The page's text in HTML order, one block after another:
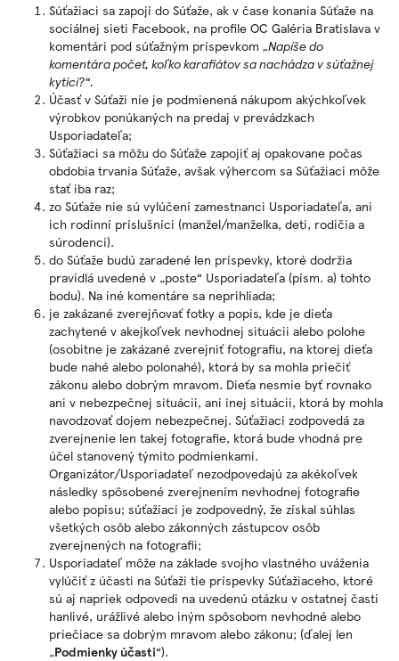
Súťažiaci sa zapojí do Súťaže, ak v čase konania Súťaže na
sociálnej sieti Facebook, na profile OC Galéria Bratislava v
komentári pod súťažným príspevkom „Napíše do
komentára počet, koľko karafiátov sa nachádza v súťažnej
kytici?“.
Účasť v Súťaži nie je podmienená nákupom akýchkoľvek
výrobkov ponúkaných na predaj v prevádzkach
Usporiadateľa;
Súťažiaci sa môžu do Súťaže zapojiť aj opakovane počas
obdobia trvania Súťaže, avšak výhercom sa Súťažiaci môže
stať iba raz;
zo Súťaže nie sú vylúčení zamestnanci Usporiadateľa, ani
ich rodinní príslušníci (manžel/manželka, deti, rodičia a
súrodenci).
do Súťaže budú zaradené len príspevky, ktoré dodržia
pravidlá uvedené v „poste“ Usporiadateľa (písm. a) tohto
bodu). Na iné komentáre sa neprihliada;
je zakázané zverejňovať fotky a popis, kde je dieťa
zachytené v akejkoľvek nevhodnej situácii alebo polohe
(osobitne je zakázané zverejniť fotografiu, na ktorej dieťa
bude nahé alebo polonahé), ktorá by sa mohla priečiť
zákonu alebo dobrým mravom. Dieťa nesmie byť rovnako
ani v nebezpečnej situácii, ani inej situácii, ktorá by mohla
navodzovať dojem nebezpečnej. Súťažiaci zodpovedá za
zverejnenie len takej fotografie, ktorá bude vhodná pre
účel stanovený týmito podmienkami.
Organizátor/Usporiadateľ nezodpovedajú za akékoľvek
následky spôsobené zverejnením nevhodnej fotografie
alebo popisu; súťažiaci je zodpovedný, že získal súhlas
všetkých osôb alebo zákonných zástupcov osôb
zverejnených na fotografii;
Usporiadateľ môže na základe svojho vlastného uváženia
vylúčiť z účasti na Súťaži tie príspevky Súťažiaceho, ktoré
sú aj napriek odpovedi na uvedenú otázku v ostatnej časti
hanlivé, urážlivé alebo iným spôsobom nevhodné alebo
priečiace sa dobrým mravom alebo zákonu; (ďalej len
„Podmienky účasti“).